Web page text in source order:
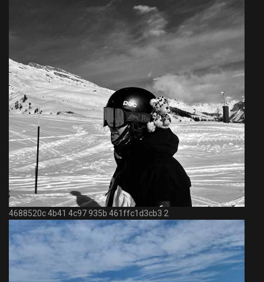
4688520c 4b41 4c97 935b 461ffc1d3cb3 2